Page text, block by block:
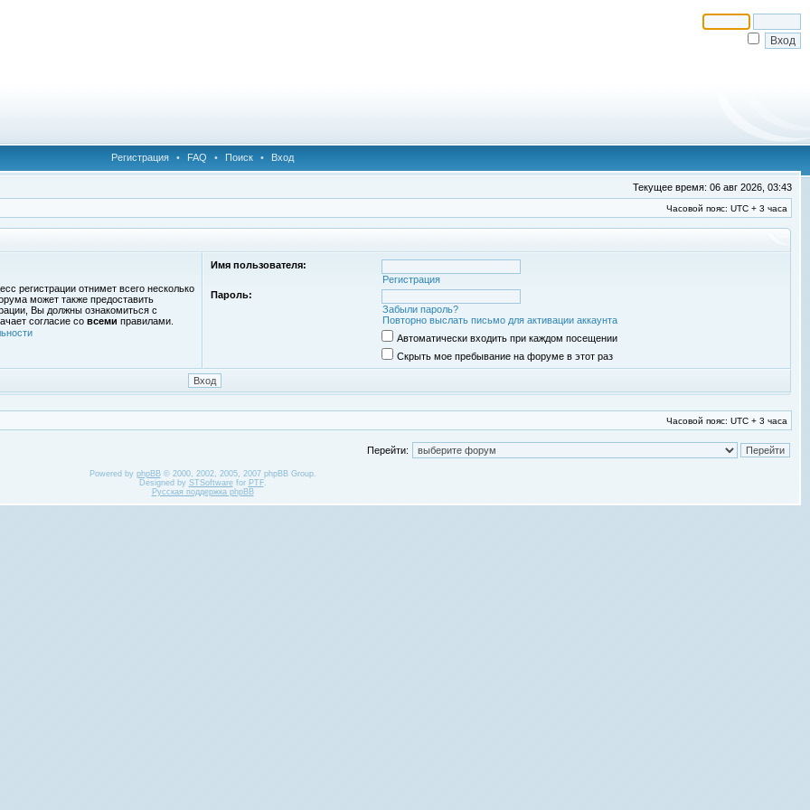
Регистрация • FAQ • Поиск • Вход
Текущее время: 06 авг 2026, 03:43
Часовой пояс: UTC + 3 часа
регистрации отнимет всего несколько
может также предоставить
Вы должны ознакомиться с
согласие со всеми правилами.
Имя пользователя:
Регистрация
Пароль:
Забыли пароль?
Повторно выслать письмо для активации аккаунта
Автоматически входить при каждом посещении
Скрыть мое пребывание на форуме в этот раз
Часовой пояс: UTC + 3 часа
Перейти:
Powered by phpBB© 2000, 2002, 2005, 2007 phpBB Group.
Designed by STSoftwarefor PTF.
Русская поддержка phpBB